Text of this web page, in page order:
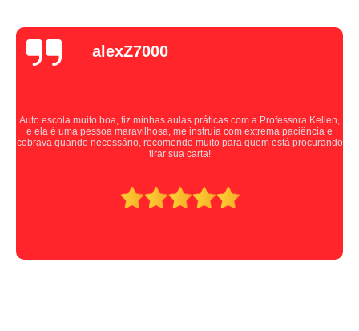
alexZ7000
Auto escola muito boa, fiz minhas aulas práticas com a Professora Kellen,
e ela é uma pessoa maravilhosa, me instruía com extrema paciência e
cobrava quando necessário, recomendo muito para quem está procurando
tirar sua carta!